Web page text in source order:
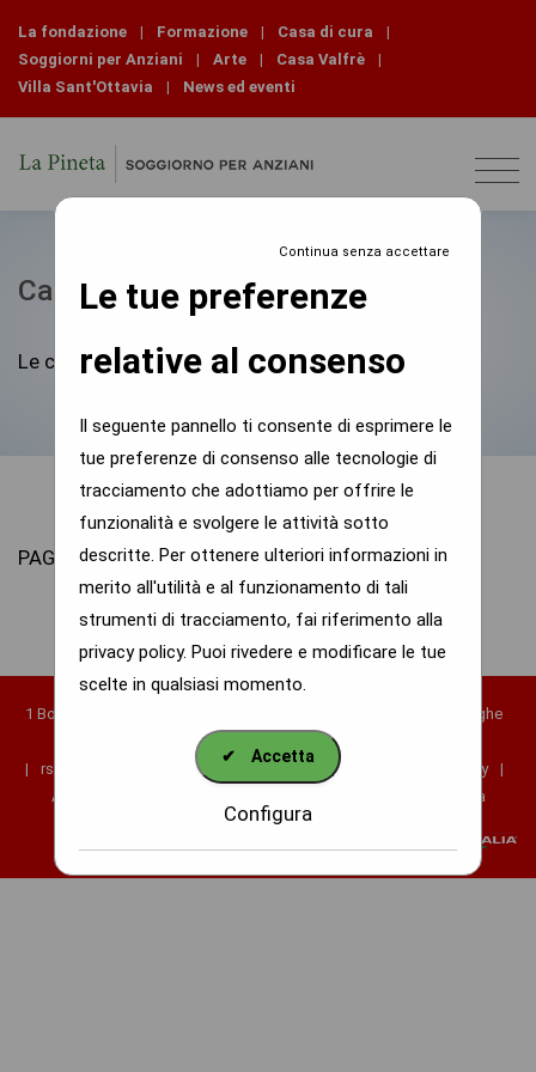
Continua senza accettare
Le tue preferenze
relative al consenso
Il seguente pannello ti consente di esprimere le
tue preferenze di consenso alle tecnologie di
tracciamento che adottiamo per offrire le
funzionalità e svolgere le attività sotto
descritte. Per ottenere ulteriori informazioni in
merito all'utilità e al funzionamento di tali
strumenti di tracciamento, fai riferimento alla
privacy policy. Puoi rivedere e modificare le tue
scelte in qualsiasi momento.
Configura
✔ Accetta
La fondazione | Formazione | Casa di cura
|
Soggiorni per Anziani
| Arte | Casa Valfrè
|
Villa Sant'Ottavia
| News ed eventi
Carta servizi
Le carta dei della residenza di Rodello
PAGINA IN ALLESTIMENTO
1 Borgo Pedaggera, Cerreto Langhe, CN 12050, 12050 Cerreto Langhe
|
rsa@fondazionesanlorenzo.it Informative Privacy
|
Amministrazione Trasparente
Dichiarazione di Accessibilità